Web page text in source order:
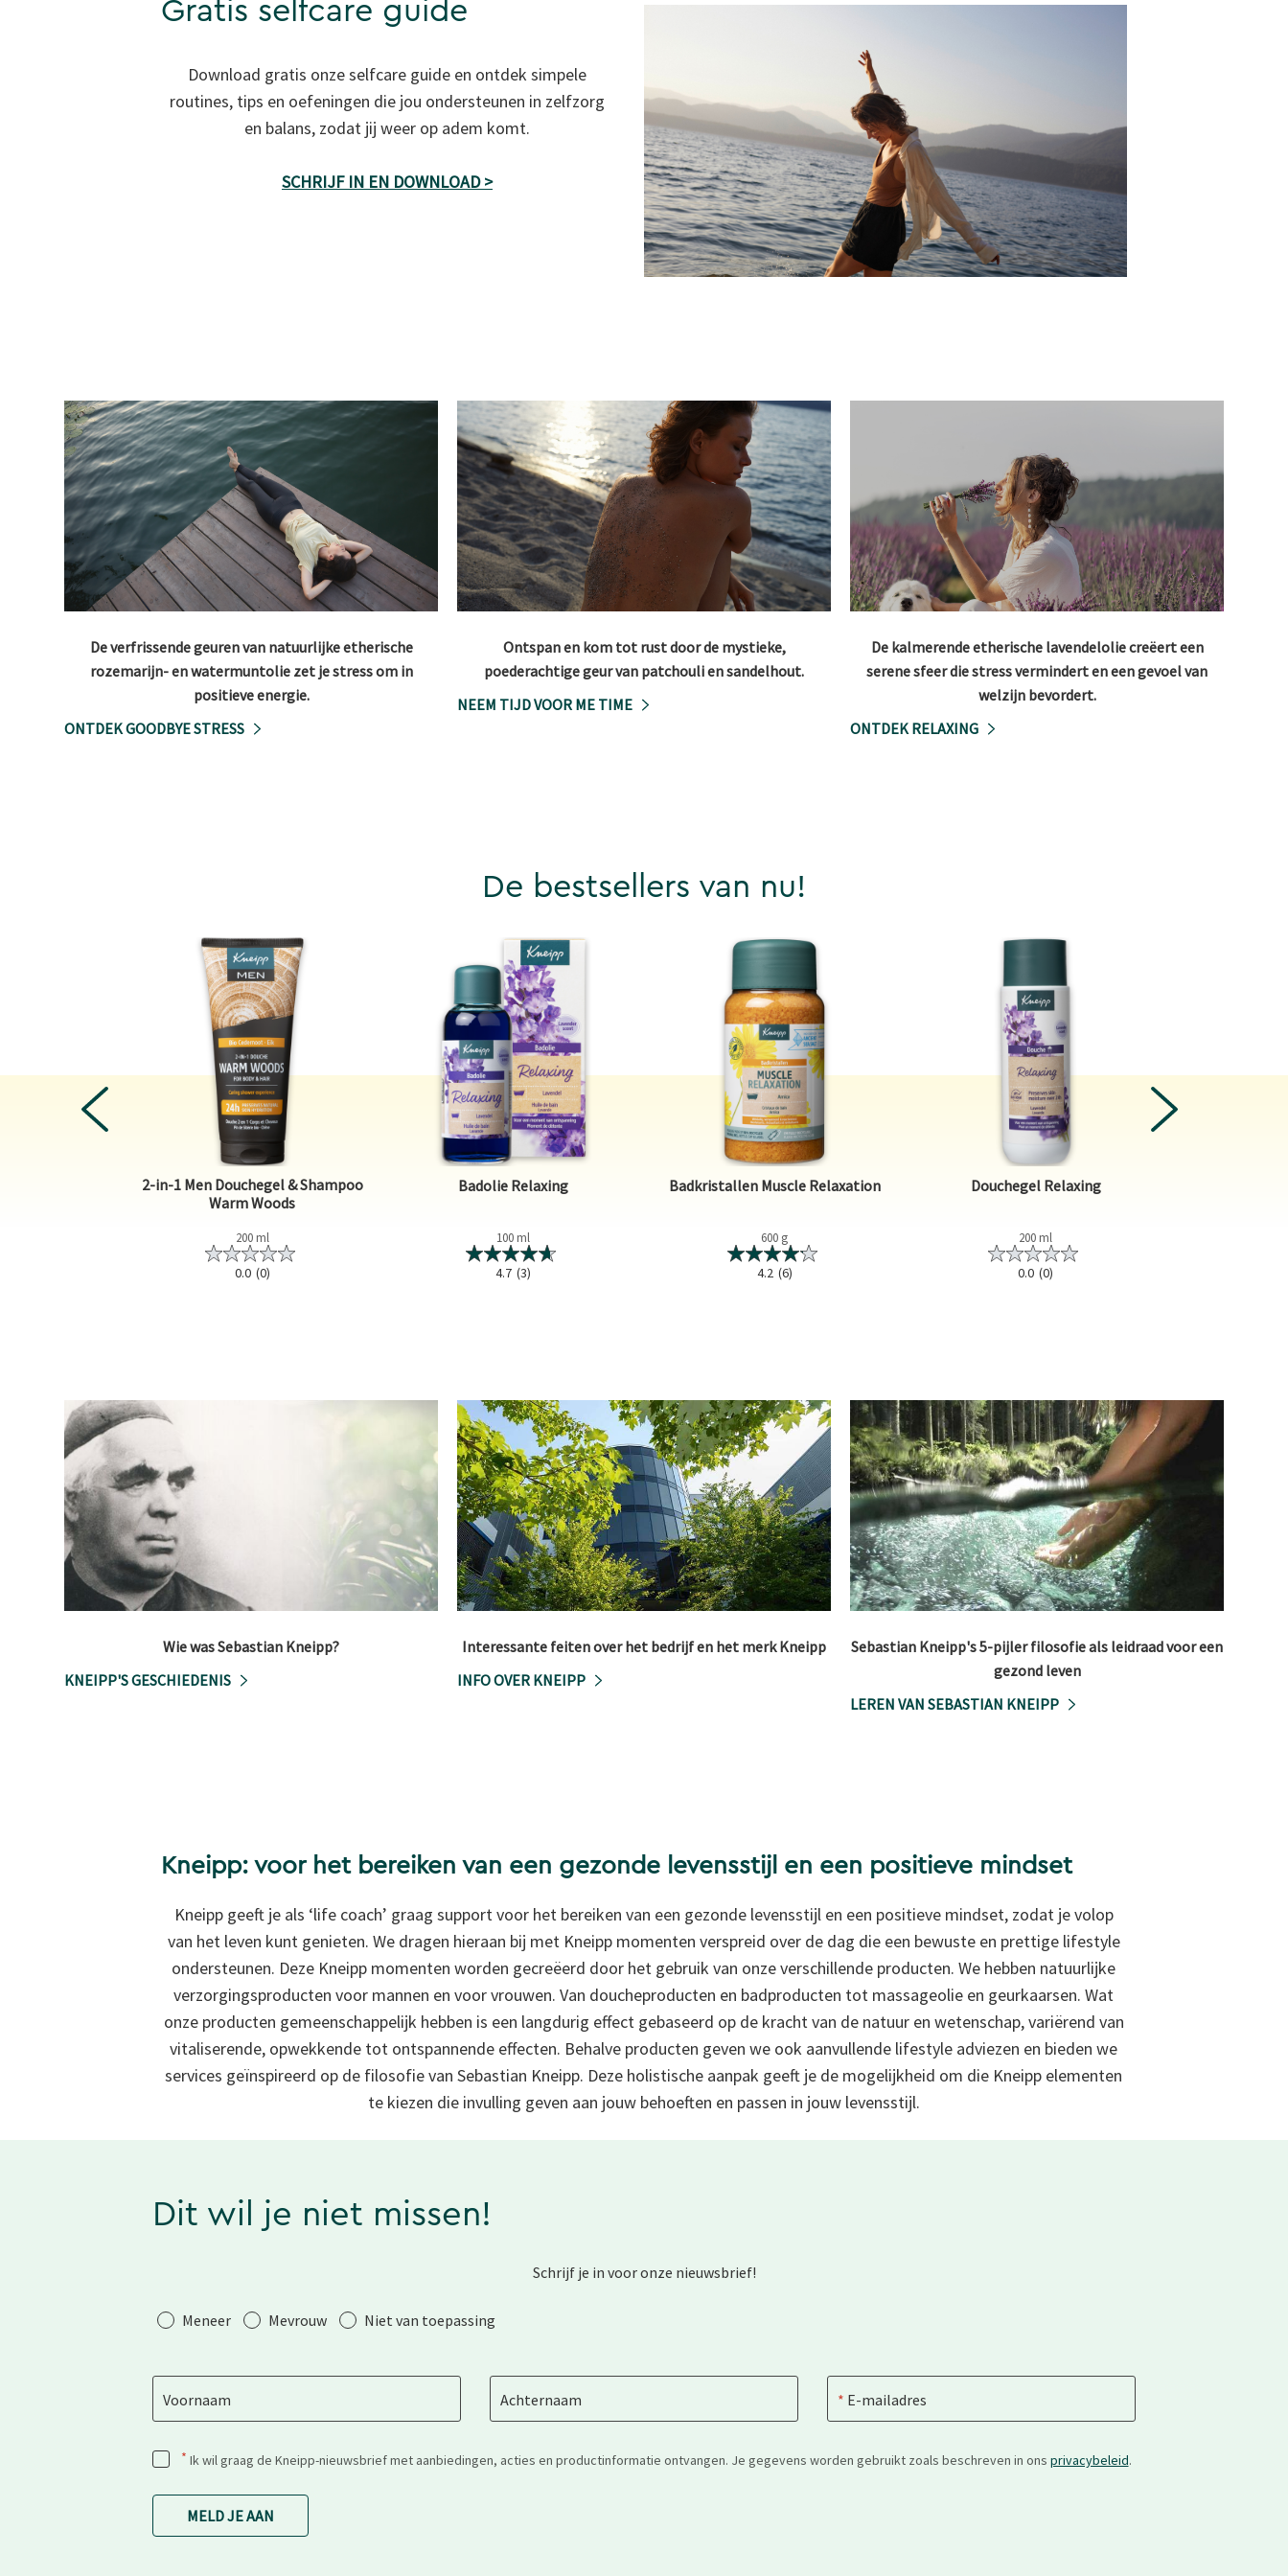
Gratis selfcare guide
Download gratis onze selfcare guide en ontdek simpele
routines, tips en oefeningen die jou ondersteunen in zelfzorg
en balans, zodat jij weer op adem komt.
SCHRIJF IN EN DOWNLOAD >
De verfrissende geuren van natuurlijke etherische
rozemarijn- en watermuntolie zet je stress om in
positieve energie.
ONTDEK GOODBYE STRESS
Ontspan en kom tot rust door de mystieke,
poederachtige geur van patchouli en sandelhout.
NEEM TIJD VOOR ME TIME
De kalmerende etherische lavendelolie creëert een
serene sfeer die stress vermindert en een gevoel van
welzijn bevordert.
ONTDEK RELAXING
De bestsellers van nu!
2-in-1 Men Douchegel & Shampoo
Warm Woods
200 ml
0.0 (0)
Badolie Relaxing
100 ml
4.7 (3)
Badkristallen Muscle Relaxation
600 g
4.2 (6)
Douchegel Relaxing
200 ml
0.0 (0)
PREVIOUS NEXT
Wie was Sebastian Kneipp?
KNEIPP'S GESCHIEDENIS
Interessante feiten over het bedrijf en het merk Kneipp
INFO OVER KNEIPP
Sebastian Kneipp's 5-pijler filosofie als leidraad voor een
gezond leven
LEREN VAN SEBASTIAN KNEIPP
Kneipp: voor het bereiken van een gezonde levensstijl en een positieve mindset
Kneipp geeft je als ‘life coach’ graag support voor het bereiken van een gezonde levensstijl en een positieve mindset, zodat je volop
van het leven kunt genieten. We dragen hieraan bij met Kneipp momenten verspreid over de dag die een bewuste en prettige lifestyle
ondersteunen. Deze Kneipp momenten worden gecreëerd door het gebruik van onze verschillende producten. We hebben natuurlijke
verzorgingsproducten voor mannen en voor vrouwen. Van doucheproducten en badproducten tot massageolie en geurkaarsen. Wat
onze producten gemeenschappelijk hebben is een langdurig effect gebaseerd op de kracht van de natuur en wetenschap, variërend van
vitaliserende, opwekkende tot ontspannende effecten. Behalve producten geven we ook aanvullende lifestyle adviezen en bieden we
services geïnspireerd op de filosofie van Sebastian Kneipp. Deze holistische aanpak geeft je de mogelijkheid om die Kneipp elementen
te kiezen die invulling geven aan jouw behoeften en passen in jouw levensstijl.
Dit wil je niet missen!
Schrijf je in voor onze nieuwsbrief!
Aanhef
Meneer Mevrouw Niet van toepassing
Voornaam Achternaam E-mailadres
* Ik wil graag de Kneipp-nieuwsbrief met aanbiedingen, acties en productinformatie ontvangen. Je gegevens worden gebruikt zoals beschreven in ons privacybeleid.
MELD JE AAN